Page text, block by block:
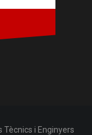
i Enginyers